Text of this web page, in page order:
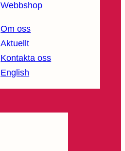
Webbshop
Om oss
Aktuellt
Kontakta oss
English